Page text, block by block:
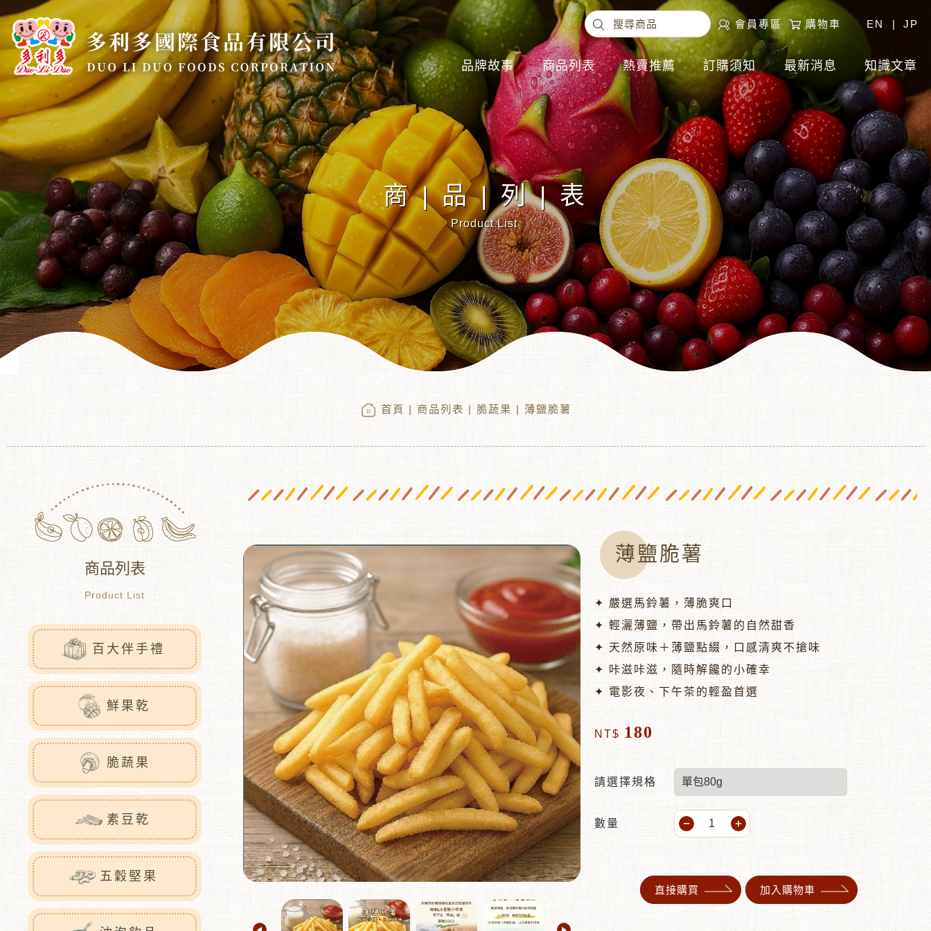
會員專區 購物車 EN | JP
品牌故事 商品列表 熱賣推薦 訂購須知 最新消息 知識文章
商|品|列|表
Product List
首頁 | 商品列表 | 脆蔬果 | 薄鹽脆薯
商品列表
Product List
百大伴手禮
鮮果乾
脆蔬果
素豆乾
五穀堅果
薄鹽脆薯
✦ 嚴選馬鈴薯，薄脆爽口
✦ 輕灑薄鹽，帶出馬鈴薯的自然甜香
✦ 天然原味＋薄鹽點綴，口感清爽不搶味
✦ 咔滋咔滋，隨時解饞的小確幸
✦ 電影夜、下午茶的輕盈首選
NT$ 180
請選擇規格
數量
直接購買 加入購物車